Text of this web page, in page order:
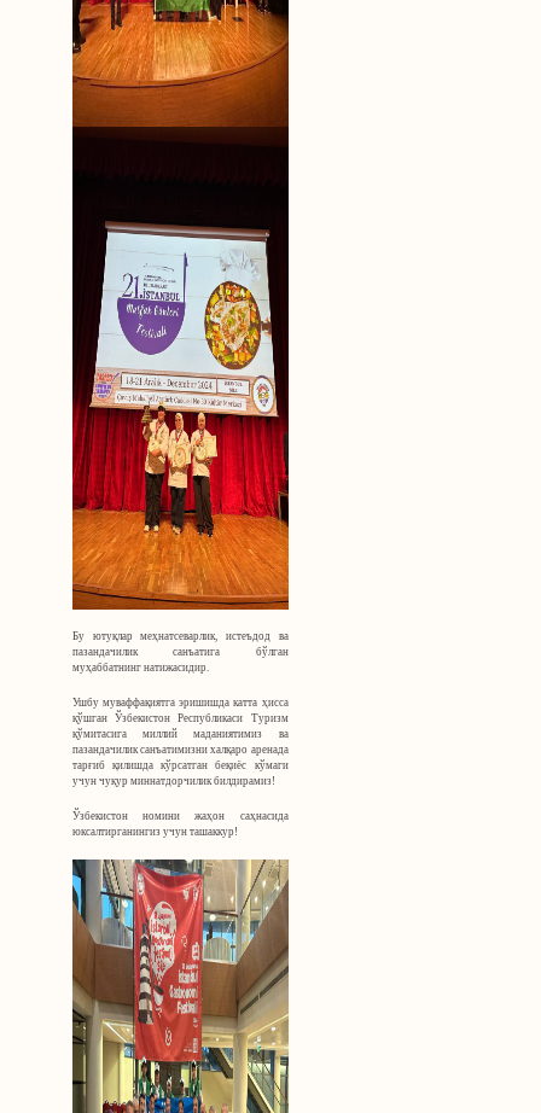
Бу ютуқлар меҳнатсеварлик, истеъдод ва
пазандачиликсанъатига бўлган
муҳаббатнинг натижасидир.
Ушбу муваффақиятга эришишда катта ҳисса
қўшган Ўзбекистон Республикаси Туризм
қўмитасига миллий маданиятимиз ва
пазандачиликсанъатимизни халқаро аренада
тарғиб қилишда кўрсатган беқиёс кўмаги
учун чуқур миннатдорчилик билдирамиз!
Ўзбекистон номини жаҳон саҳнасида
юксалтирганингиз учун ташаккур!